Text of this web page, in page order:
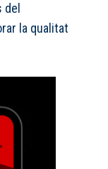
la qualitat